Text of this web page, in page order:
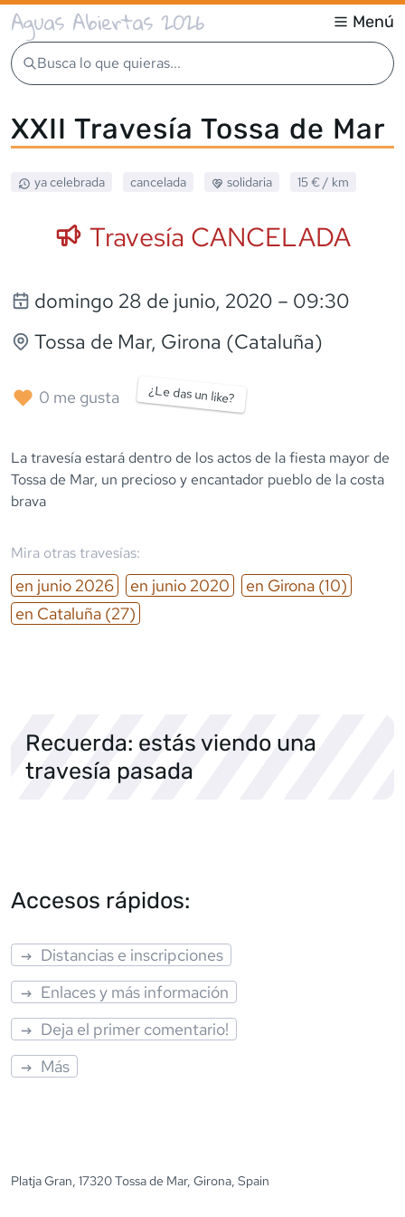
Aguas Abiertas 2026 Menú
Busca lo que quieras...
XXII Travesía Tossa de Mar
ya celebrada cancelada solidaria 15 € / km
Travesía CANCELADA
domingo 28 de junio, 2020 – 09:30
Tossa de Mar, Girona (Cataluña)
0 me gusta ¿Le das un like?
La travesía estará dentro de los actos de la fiesta mayor de
Tossa de Mar, un precioso y encantador pueblo de la costa
brava
Mira otras travesías:
en junio 2026 en junio 2020 en Girona (10)
en Cataluña (27)
Recuerda: estás viendo una
travesía pasada
Accesos rápidos:
Distancias e inscripciones
Enlaces y más información
Deja el primer comentario!
Más
Platja Gran, 17320 Tossa de Mar, Girona, Spain